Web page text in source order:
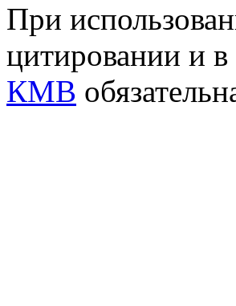
При
цитировании и
КМВ